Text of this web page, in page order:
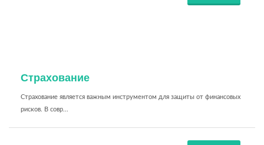
Страхование
Страхование является важным инструментом для защиты от финансовых
рисков. В совр...